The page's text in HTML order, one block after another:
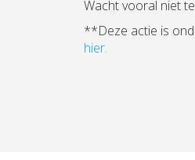
Wacht vooral niet
**Deze actie is
hier.